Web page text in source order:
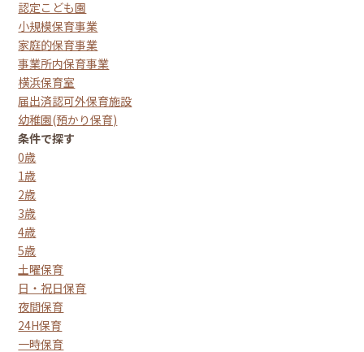
認定こども園
小規模保育事業
家庭的保育事業
事業所内保育事業
横浜保育室
届出済認可外保育施設
幼稚園(預かり保育)
条件で探す
0歳
1歳
2歳
3歳
4歳
5歳
土曜保育
日・祝日保育
夜間保育
24H保育
一時保育